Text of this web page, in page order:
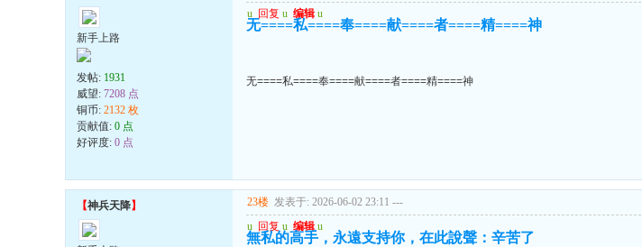
新手上路
发帖: 1931
威望: 7208 点
铜币: 2132 枚
贡献值: 0 点
好评度: 0 点
u 回复 u 编辑 u
无====私====奉====献====者====精====神
无====私====奉====献====者====精====神
【神兵天降】 23楼 发表于: 2026-06-02 23:11 ---
u 回复 u 编辑 u
無私的高手，永遠支持你，在此說聲：辛苦了